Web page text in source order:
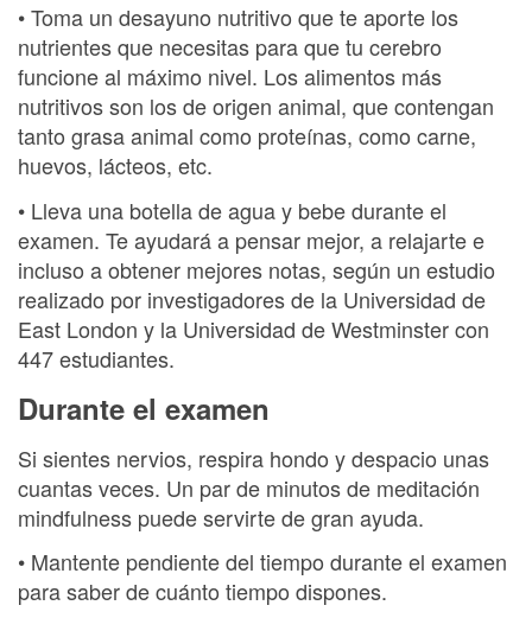
• Toma un desayuno nutritivo que te aporte los
nutrientes que necesitas para que tu cerebro
funcione al máximo nivel. Los alimentos más
nutritivos son los de origen animal, que contengan
tanto grasa animal como proteínas, como carne,
huevos, lácteos, etc.
• Lleva una botella de agua y bebe durante el
examen. Te ayudará a pensar mejor, a relajarte e
incluso a obtener mejores notas, según un estudio
realizado por investigadores de la Universidad de
East London y la Universidad de Westminster con
447 estudiantes.
Durante el examen
Si sientes nervios, respira hondo y despacio unas
cuantas veces. Un par de minutos de meditación
mindfulness puede servirte de gran ayuda.
• Mantente pendiente del tiempo durante el examen
para saber de cuánto tiempo dispones.